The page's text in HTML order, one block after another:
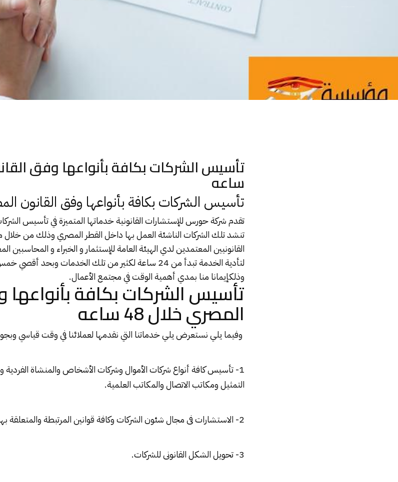
ساعه
تأسيس الشركات بكافة بأنواعها وفق القانون المصري
تقدم شركة حورس للإستشارات القانونية خدماتها المتميزة فيتأسيس
تنشد تلك الشركات الناشئة العمل بها داخل القطر المصري وذلك من
القانونيين المعتمدين لدي الهيئة العامة للإستثمار و الخبراء و
لتأدية الخدمة تبدأ من 24 ساعة لكثير من تلك الخدمات
وذلكإيمانا منا بمدي أهمية الوقت في مجتمع الأعمال.
تأسيس الشركات بكافة بأنواعها
المصري خلال 48 ساعه
وفيما يلي نستعرض يلي خدماتنا التي نقدمها لعملائنا في وقت قياسي
1- تأسيس كافة أنواع شركات الأموال وشركات الأشخاص والمنشاة الفردية
التمثيل ومكاتب الاتصال والمكاتب العلمية.
2- الاستشارات فى مجال شئون الشركاتوكافة قوانين المرتبطة والمتعلقة
3- تحويل الشكل القانونى للشركات.